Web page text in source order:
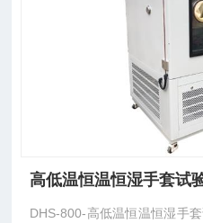
高低温恒温恒湿手套试
DHS-800-高低温恒温恒湿手